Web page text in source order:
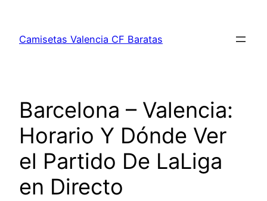
contenido
Camisetas Valencia CF Baratas
Barcelona – Valencia:
Horario Y Dónde Ver
el Partido De LaLiga
en Directo